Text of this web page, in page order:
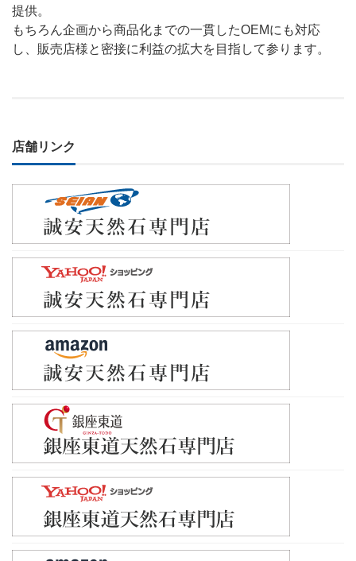
提供。
もちろん企画から商品化までの一貫したOEMにも対応
し、販売店様と密接に利益の拡大を目指して参ります。
店舗リンク